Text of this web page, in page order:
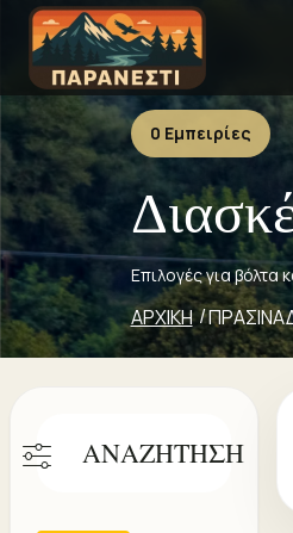
0 Εμπειρίες
Επιλογές για βόλτα
ΑΡΧΙΚΗ
ΑΝΑΖΗΤΗΣΗ